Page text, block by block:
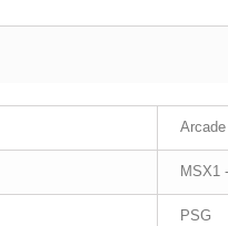
Arcade
MSX1
PSG